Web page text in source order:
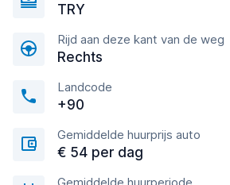
TRY
Rijd aan deze kant van de weg
Rechts
Landcode
+90
Gemiddelde huurprijs auto
€ 54 per dag